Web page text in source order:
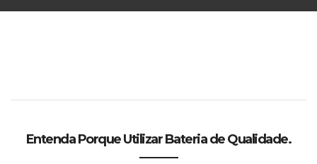
Entenda Porque Utilizar Bateria de Qualidade.